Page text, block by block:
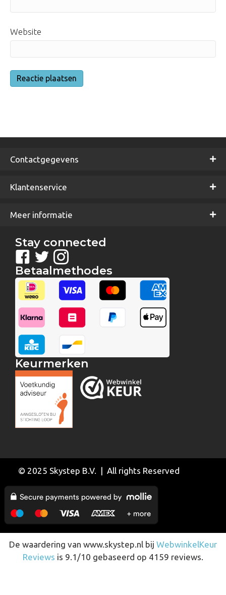
Website
Contactgegevens
Klantenservice
Meer informatie
Stay connected
Betaalmethodes
Keurmerken
© 2025 Skystep B.V. | All rights Reserved
De waardering van www.skystep.nl bij WebwinkelKeur
Reviews is 9.1/10 gebaseerd op 4159 reviews.